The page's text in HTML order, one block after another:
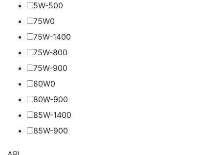
5W-500
75W0
75W-1400
75W-800
75W-900
80W0
80W-900
85W-1400
85W-900